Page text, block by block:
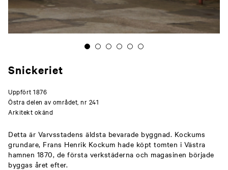
Snickeriet
Uppfört 1876
Östra delen av området, nr 241
Arkitekt okänd
Detta är Varvsstadens äldsta bevarade byggnad. Kockums
grundare, Frans Henrik Kockum hade köpt tomten i Västra
hamnen 1870, de första verkstäderna och magasinen började
byggas året efter.